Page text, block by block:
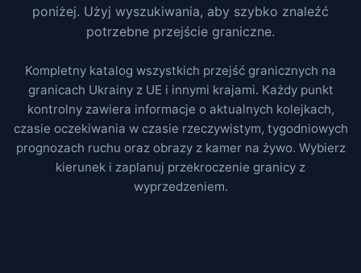
poniżej. Użyj wyszukiwania, aby szybko znaleźć
potrzebne przejście graniczne.
Kompletny katalog wszystkich przejść granicznych na
granicach Ukrainy z UE i innymi krajami. Każdy punkt
kontrolny zawiera informacje o aktualnych kolejkach,
czasie oczekiwania w czasie rzeczywistym, tygodniowych
prognozach ruchu oraz obrazy z kamer na żywo. Wybierz
kierunek i zaplanuj przekroczenie granicy z
wyprzedzeniem.